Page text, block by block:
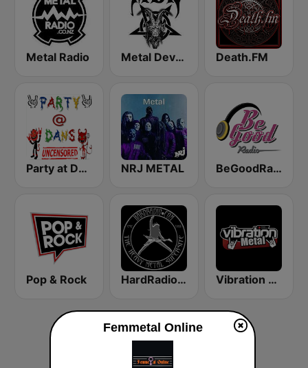
Metal Radio Metal Devastation Radio Death.FM
Party at Dan's NRJ METAL BeGoodRadio - 80s Metal
Pop & Rock HardRadio.com Vibration Metal
Femmetal Online